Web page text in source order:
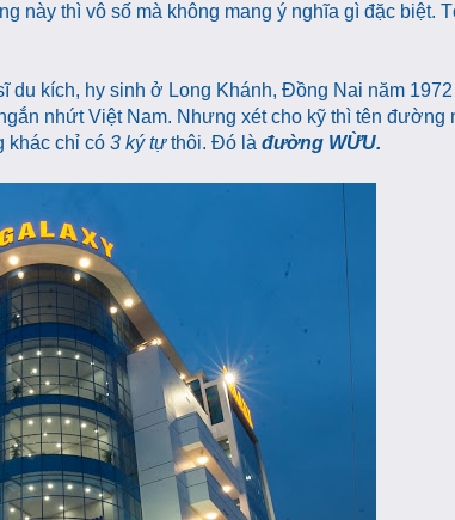
này thì vô số mà không mang ý nghĩa gì đặc biệt.
du kích, hy sinh ở Long Khánh, Đồng Nai năm
nhứt Việt Nam. Nhưng xét cho kỹ thì tên đường
khác chỉ có 3 ký tựthôi. Đó là đường WỪU.